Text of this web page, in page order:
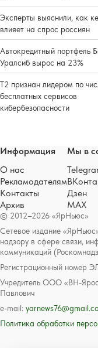
Эксперты выяснили, как
влияет на спрос россиян
Автокредитный портфель
Уралсиб вырос на 23%
Т2 признан лидером по
бесплатных сервисов
кибербезопасности
© 2012–2026 «ЯрНьюс»
Сетевое издание
надзору в сфере связи,
коммуникаций
Регистрационный номер
Учредитель ООО «ВН-
Павлович
e-mail:
Политика обработки
Информация
О нас
Рекламодателям
Контакты
Архив
Мы в
Дзен
MAX